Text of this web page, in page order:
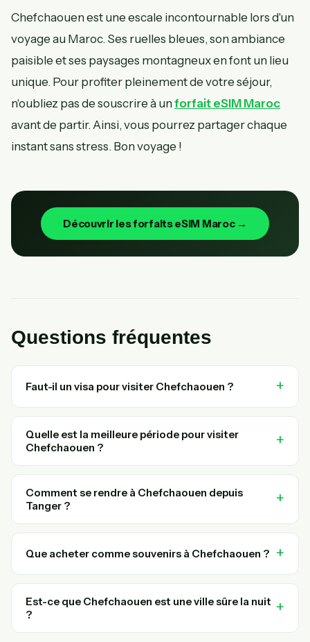
Chefchaouen est une escale incontournable lors d'un
voyage au Maroc. Ses ruelles bleues, son ambiance
paisible et ses paysages montagneux en font un lieu
unique. Pour profiter pleinement de votre séjour,
n'oubliez pas de souscrire à un forfait eSIM Maroc
avant de partir. Ainsi, vous pourrez partager chaque
instant sans stress. Bon voyage !
Découvrir les forfaits eSIM Maroc →
Questions fréquentes
Faut-il un visa pour visiter Chefchaouen ?
Quelle est la meilleure période pour visiter
Chefchaouen ?
Comment se rendre à Chefchaouen depuis
Tanger ?
Que acheter comme souvenirs à Chefchaouen ?
Est-ce que Chefchaouen est une ville sûre la nuit
?